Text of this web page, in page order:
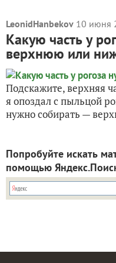
LeonidHanbekov 10 июня
Какую часть у
верхнюю или
Подскажите, верхняя
я опоздал с пыльцой
нужно собирать —
Попробуйте искать
помощью